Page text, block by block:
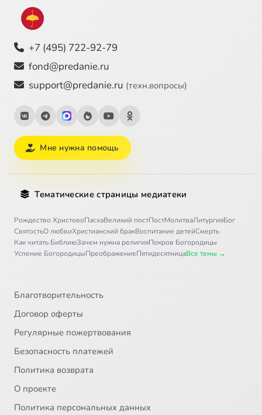
+7 (495) 722-92-79
fond@predanie.ru
support@predanie.ru (техн.вопросы)
Мне нужна помощь
Тематические страницы медиатеки
Рождество ХристовоПасхаВеликий постПостМолитваЛитургияБог
СвятостьО любвиХристианский бракВоспитание детейСмерть
Как читать БиблиюЗачем нужна религияПокров Богородицы
Успение БогородицыПреображениеПятидесятницаВсе темы →
Благотворительность
Договор оферты
Регулярные пожертвования
Безопасность платежей
Политика возврата
О проекте
Политика персональных данных